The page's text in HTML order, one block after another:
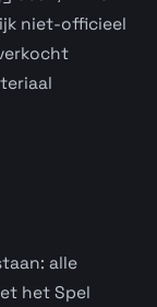
niet-officieel
alle
het Spel